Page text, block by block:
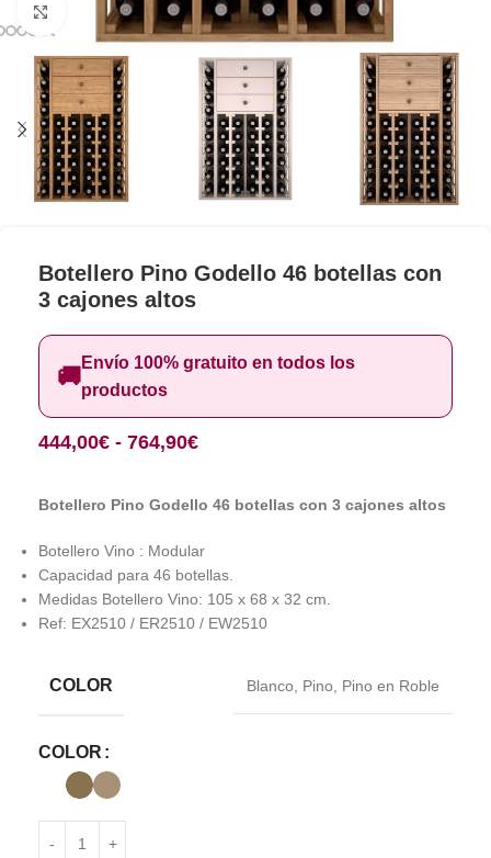
Clic para ampliar
Botellero Pino Godello 46 botellas con
3 cajones altos
🚚Envío 100% gratuito en todos los
productos
444,00€ - 764,90€
Botellero Pino Godello 46 botellas con 3 cajones altos
Botellero Vino : Modular
Capacidad para 46 botellas.
Medidas Botellero Vino: 105 x 68 x 32 cm.
Ref: EX2510 / ER2510 / EW2510
COLOR Blanco Pino Pino en Roble
COLOR